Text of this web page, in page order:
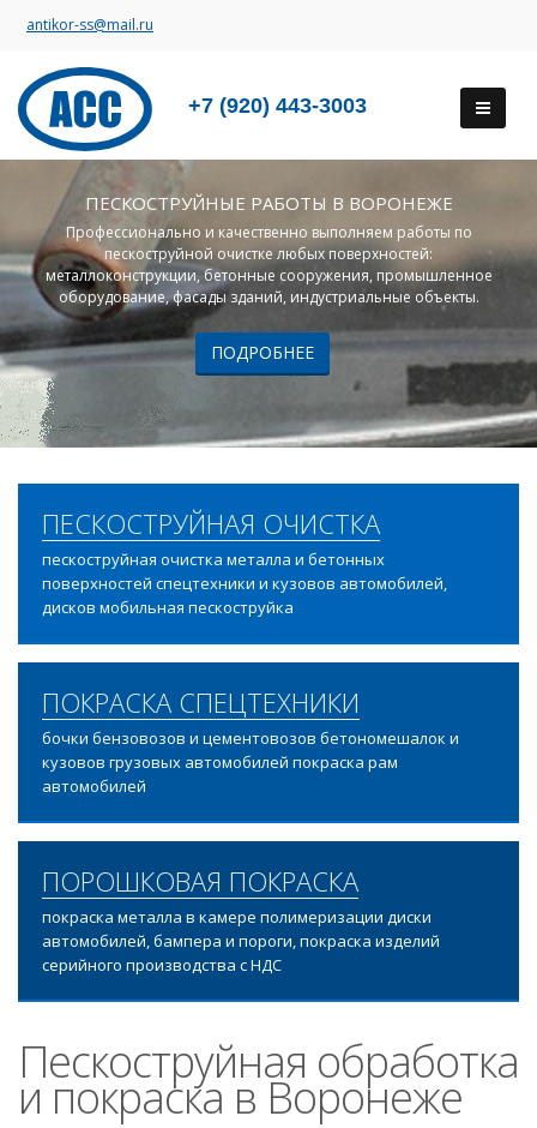
antikor-ss@mail.ru
+7 (920) 443-3003
ПЕСКОСТРУЙНЫЕ РАБОТЫ В ВОРОНЕЖЕ
Профессионально и качественно выполняем работы по
пескоструйной очистке любых поверхностей:
металлоконструкции, бетонные сооружения, промышленное
оборудование, фасады зданий, индустриальные объекты.
ПОДРОБНЕЕ
ПЕСКОСТРУЙНАЯ ОЧИСТКА
пескоструйная очистка металла и бетонных
поверхностей спецтехники и кузовов автомобилей,
дисков мобильная пескоструйка
ПОКРАСКА СПЕЦТЕХНИКИ
бочки бензовозов и цементовозов бетономешалок и
кузовов грузовых автомобилей покраска рам
автомобилей
ПОРОШКОВАЯ ПОКРАСКА
покраска металла в камере полимеризации диски
автомобилей, бампера и пороги, покраска изделий
серийного производства с НДС
Пескоструйная обработка
и покраска в Воронеже